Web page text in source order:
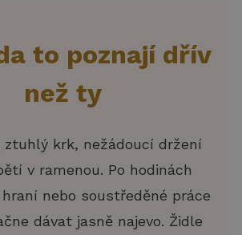
to poznají dřív
než ty
ztuhlý krk, nežádoucí držení
v ramenou. Po hodinách
nebo soustředěné práce
dávat jasně najevo. Židle